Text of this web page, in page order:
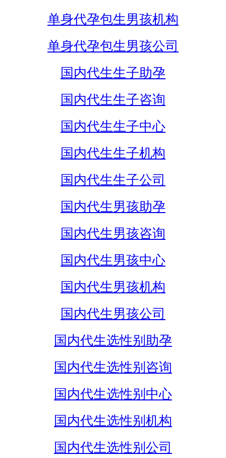
单身代孕包生男孩机构
单身代孕包生男孩公司
国内代生生子助孕
国内代生生子咨询
国内代生生子中心
国内代生生子机构
国内代生生子公司
国内代生男孩助孕
国内代生男孩咨询
国内代生男孩中心
国内代生男孩机构
国内代生男孩公司
国内代生选性别助孕
国内代生选性别咨询
国内代生选性别中心
国内代生选性别机构
国内代生选性别公司